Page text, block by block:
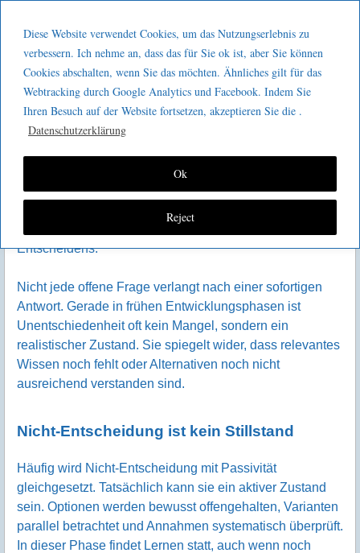
Diese Website verwendet Cookies, um das Nutzungserlebnis zu
verbessern. Ich nehme an, dass das für Sie ok ist, aber Sie können
Cookies abschalten, wenn Sie das möchten. Ähnliches gilt für das
Webtracking durch Google Analytics und Facebook. Indem Sie
Ihren Besuch auf der Website fortsetzen, akzeptieren Sie die .
Datenschutzerklärung
Reject
Ok
GeeMco :
Götz Müller
Consulting
Warum keine Entscheidung
manchmal die beste Lösung ist
In Organisationen gilt Entscheidungsfähigkeit als
zentrale Führungskompetenz. Wer zögert, gilt schnell als
führt diese Haltung jedoch regelmäßig zu
Fehlentscheidungen mit langfristiger Wirkung. Lean
Entscheidens.
Nicht jede offene Frage verlangt nach einer sofortigen
Antwort. Gerade in frühen Entwicklungsphasen ist
Unentschiedenheit oft kein Mangel, sondern ein
realistischer Zustand. Sie spiegelt wider, dass relevantes
Wissen noch fehlt oder Alternativen noch nicht
ausreichend verstanden sind.
Nicht-Entscheidung ist kein Stillstand
Häufig wird Nicht-Entscheidung mit Passivität
gleichgesetzt. Tatsächlich kann sie ein aktiver Zustand
sein. Optionen werden bewusst offengehalten, Varianten
parallel betrachtet und Annahmen systematisch überprüft.
In dieser Phase findet Lernen statt, auch wenn noch